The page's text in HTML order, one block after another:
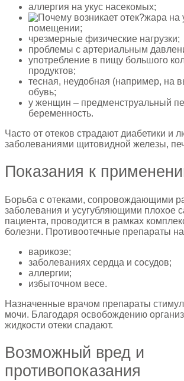
аллергия на укус насекомых;
жара на
помещении;
чрезмерные физические нагрузки;
проблемы с артериальным
употребление в пищу большого
продуктов;
тесная, неудобная (например, на
обувь;
у женщин – предменструальный
беременность.
Часто от отеков страдают диабетики и
заболеваниями щитовидной железы,
Показания к
Борьба с отеками, сопровождающими
заболевания и усугубляющими плохое
пациента, проводится в рамках
болезни. Противоотечные препараты
варикозе;
заболеваниях сердца и сосудов;
аллергии;
избыточном весе.
Назначенные врачом препараты
мочи. Благодаря освобождению
жидкости отеки спадают.
Возможный вред и
противопоказания